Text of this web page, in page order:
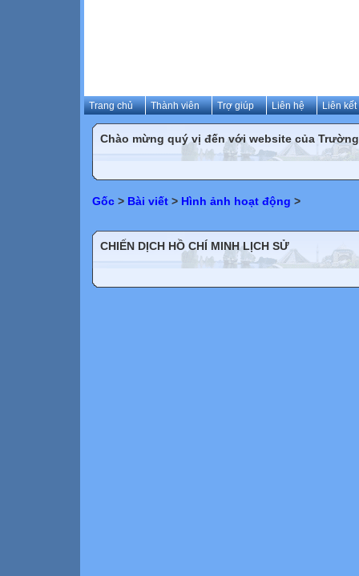
Trang chủ Thành viên Trợ giúp Liên hệ Liên kết
Chào mừng quý vị đến với website của Trường
Gốc > Bài viết > Hình ảnh hoạt động >
CHIẾN DỊCH HỒ CHÍ MINH LỊCH SỬ